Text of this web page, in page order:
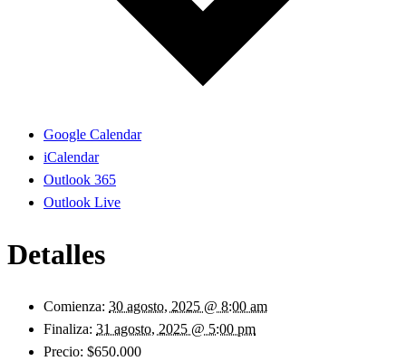
Google Calendar
iCalendar
Outlook 365
Outlook Live
Detalles
Comienza: 30 agosto, 2025 @ 8:00 am
Finaliza: 31 agosto, 2025 @ 5:00 pm
Precio: $650.000